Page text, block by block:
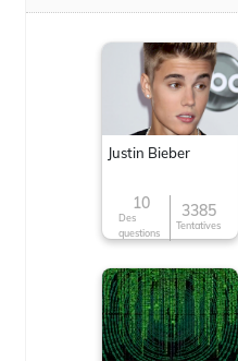
Justin Bieber
10
Des
questions
3385
Tentatives